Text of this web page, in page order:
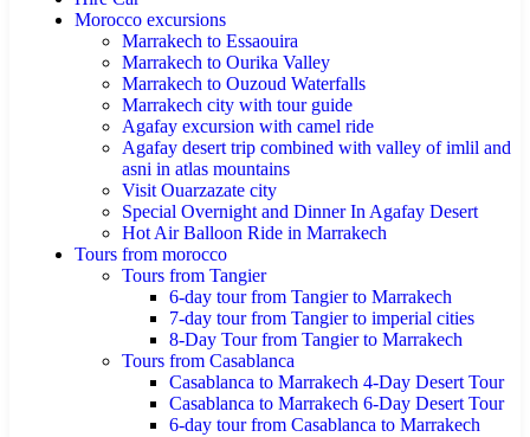
Morocco excursions
Marrakech to Essaouira
Marrakech to Ourika Valley
Marrakech to Ouzoud Waterfalls
Marrakech city with tour guide
Agafay excursion with camel ride
Agafay desert trip combined with valley of imlil and
asni in atlas mountains
Visit Ouarzazate city
Special Overnight and Dinner In Agafay Desert
Hot Air Balloon Ride in Marrakech
Tours from morocco
Tours from Tangier
6-day tour from Tangier to Marrakech
7-day tour from Tangier to imperial cities
8-Day Tour from Tangier to Marrakech
Tours from Casablanca
Casablanca to Marrakech 4-Day Desert Tour
Casablanca to Marrakech 6-Day Desert Tour
6-day tour from Casablanca to Marrakech